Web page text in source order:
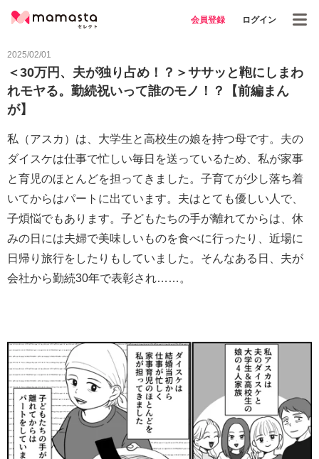
会員登録 ログイン
2025/02/01
＜30万円、夫が独り占め！？＞ササッと鞄にしまわ
れモヤる。勤続祝いって誰のモノ！？【前編まん
が】
私（アスカ）は、大学生と高校生の娘を持つ母です。夫の
ダイスケは仕事で忙しい毎日を送っているため、私が家事
と育児のほとんどを担ってきました。子育てが少し落ち着
いてからはパートに出ています。夫はとても優しい人で、
子煩悩でもあります。子どもたちの手が離れてからは、休
みの日には夫婦で美味しいものを食べに行ったり、近場に
日帰り旅行をしたりもしていました。そんなある日、夫が
会社から勤続30年で表彰され……。